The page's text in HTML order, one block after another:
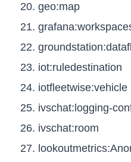
geo:map
iot:ruledestination
iotfleetwise:vehicle
ivschat:logging-
ivschat:room